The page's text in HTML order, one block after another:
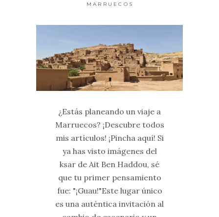
MARRUECOS
¿Estás planeando un viaje a
Marruecos? ¡Descubre todos
mis artículos! ¡Pincha aquí! Si
ya has visto imágenes del
ksar de Ait Ben Haddou, sé
que tu primer pensamiento
fue: "¡Guau!"Este lugar único
es una auténtica invitación al